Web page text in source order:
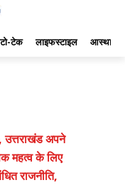
टेक लाइफस्टाइल आस्था
उत्तराखंड अपने
महत्व के लिए
राजनीति,